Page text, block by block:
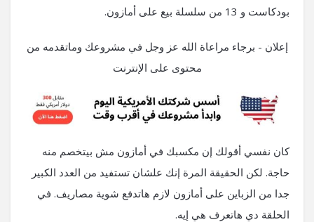
بودكاست و 13 من سلسلة بيع على أمازون.
إعلان - برجاء مراعاة الله عز وجل في مشروعك وماتقدمه من
محتوى على الإنترنت
كان نفسي أقولك إن مكسبك في أمازون مش بيتخصم منه
حاجة. لكن الحقيقة المرة إنك علشان تستفيد من العدد الكبير
جدا من الزباين على أمازون لازم هاتدفع شوية مصاريف. في
الحلقة دي هاتعرف هي إيه.